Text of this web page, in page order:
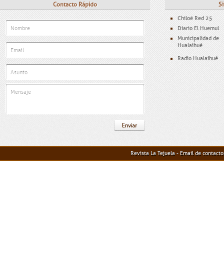
Contacto Rápido
Chiloé Red 25
Diario El Huemul
Municipalidad de
Hualaihué
Radio Hualaihué
Revista La Tejuela - Email de